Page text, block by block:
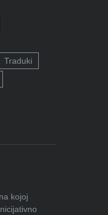
Traduki
kojoj